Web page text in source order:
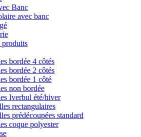
Banc
avec banc
produits
bordée 4 côtés
bordée 2 côtés
bordée 1 côté
non bordée
Iverbul été/hiver
rectangulaires
prédécoupées standard
coque polyester